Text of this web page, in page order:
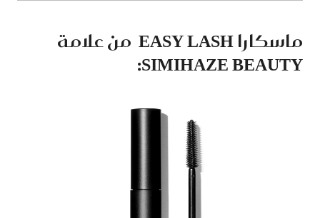
ماسكارا EASY LASH من علامة
SIMIHAZE BEAUTY: